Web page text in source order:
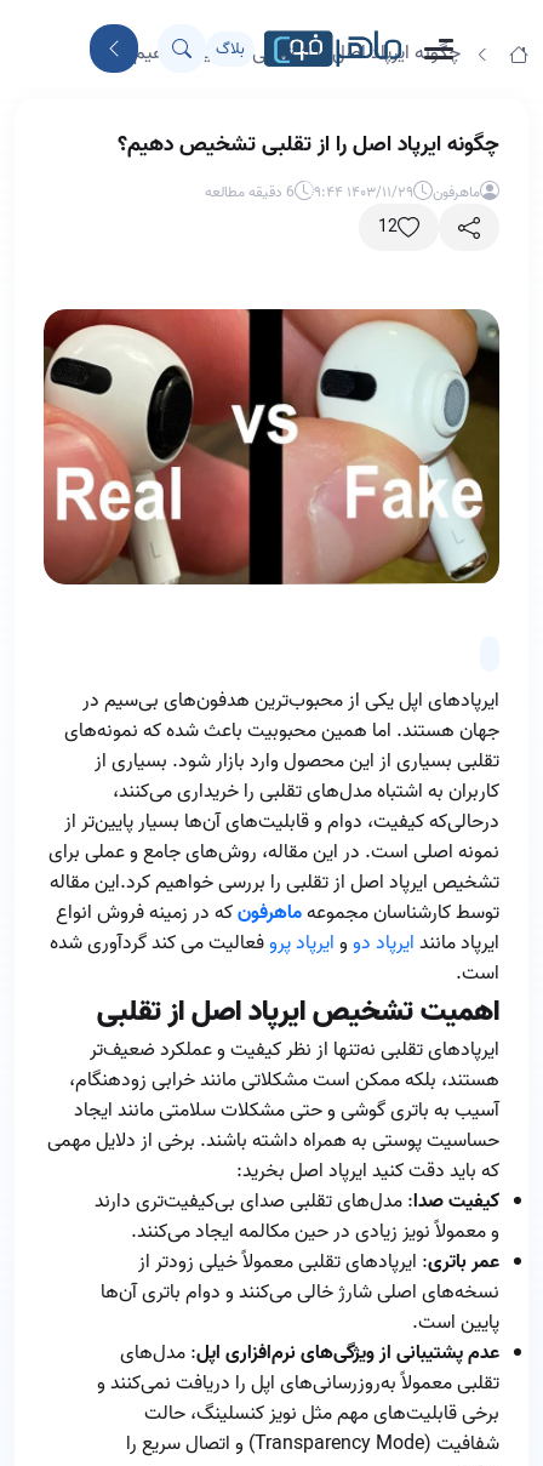
بلاگ
چگونه ایرپاد اصل را از تقلبی تشخیص دهیم؟
چگونه ایرپاد اصل را از تقلبی تشخیص دهیم؟
ماهرفون ۱۴۰۳/۱۱/۲۹ ۹:۴۴ 6 دقیقه مطالعه
12
ایرپادهای اپل یکی از محبوب‌ترین هدفون‌های بی‌سیم در
جهان هستند. اما همین محبوبیت باعث شده که نمونه‌های
تقلبی بسیاری از این محصول وارد بازار شود. بسیاری از
کاربران به اشتباه مدل‌های تقلبی را خریداری می‌کنند،
درحالی‌که کیفیت، دوام و قابلیت‌های آن‌ها بسیار پایین‌تر از
نمونه اصلی است. در این مقاله، روش‌های جامع و عملی برای
تشخیص ایرپاد اصل از تقلبی را بررسی خواهیم کرد.این مقاله
توسط کارشناسان مجموعهماهرفونکه در زمینه فروش انواع
ایرپاد مانندایرپاد دووایرپاد پروفعالیت می کند گردآوری شده
است.
اهمیت تشخیص ایرپاد اصل از تقلبی
ایرپادهای تقلبی نه‌تنها از نظر کیفیت و عملکرد ضعیف‌تر
هستند، بلکه ممکن است مشکلاتی مانند خرابی زودهنگام،
آسیب به باتری گوشی و حتی مشکلات سلامتی مانند ایجاد
حساسیت پوستی به همراه داشته باشند. برخی از دلایل مهمی
که باید دقت کنید ایرپاد اصل بخرید:
کیفیت صدا: مدل‌های تقلبی صدای بی‌کیفیت‌تری دارند
و معمولاً نویز زیادی در حین مکالمه ایجاد می‌کنند.
عمر باتری: ایرپادهای تقلبی معمولاً خیلی زودتر از
نسخه‌های اصلی شارژ خالی می‌کنند و دوام باتری آن‌ها
پایین است.
عدم پشتیبانی از ویژگی‌های نرم‌افزاری اپل: مدل‌های
تقلبی معمولاً به‌روزرسانی‌های اپل را دریافت نمی‌کنند و
برخی قابلیت‌های مهم مثل نویز کنسلینگ، حالت
شفافیت (Transparency Mode) و اتصال سریع را